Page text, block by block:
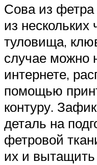
Сова из фетра
из нескольких
туловища,
случае можно
интернете,
помощью
контуру.
деталь на
фетровой
их и вытащить